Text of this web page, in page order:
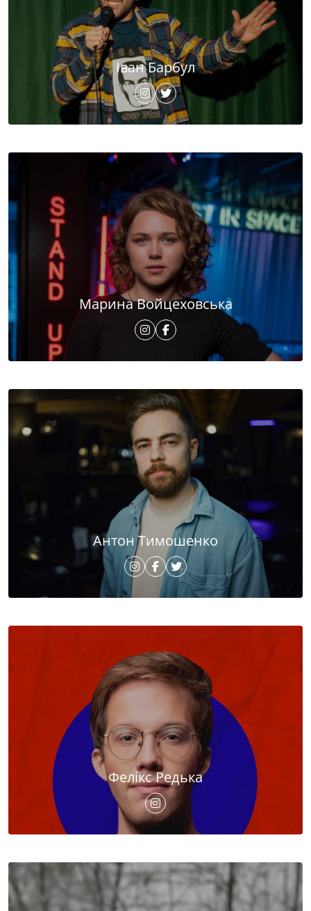
Іван Барбул
Марина Войцеховська
Антон Тимошенко
Фелікс Редька